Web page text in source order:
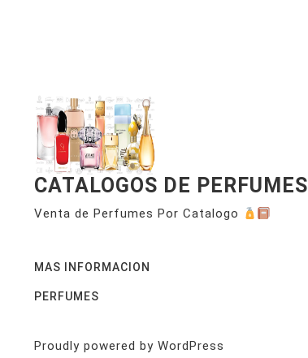
CATALOGOS DE PERFUMES
Venta de Perfumes Por Catalogo
MAS INFORMACION
PERFUMES
Proudly powered by WordPress